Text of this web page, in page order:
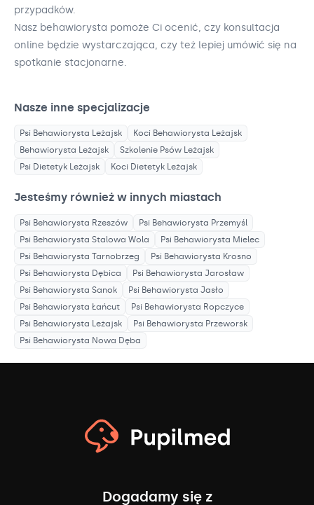
przypadków.
Nasz behawiorysta pomoże Ci ocenić, czy konsultacja
online będzie wystarczająca, czy też lepiej umówić się na
spotkanie stacjonarne.
Nasze inne specjalizacje
Psi Behawiorysta Leżajsk Koci Behawiorysta Leżajsk
Behawiorysta Leżajsk Szkolenie Psów Leżajsk
Psi Dietetyk Leżajsk Koci Dietetyk Leżajsk
Jesteśmy również w innych miastach
Psi Behawiorysta Rzeszów Psi Behawiorysta Przemyśl
Psi Behawiorysta Stalowa Wola Psi Behawiorysta Mielec
Psi Behawiorysta Tarnobrzeg Psi Behawiorysta Krosno
Psi Behawiorysta Dębica Psi Behawiorysta Jarosław
Psi Behawiorysta Sanok Psi Behawiorysta Jasło
Psi Behawiorysta Łańcut Psi Behawiorysta Ropczyce
Psi Behawiorysta Leżajsk Psi Behawiorysta Przeworsk
Psi Behawiorysta Nowa Dęba
Dogadamy się z